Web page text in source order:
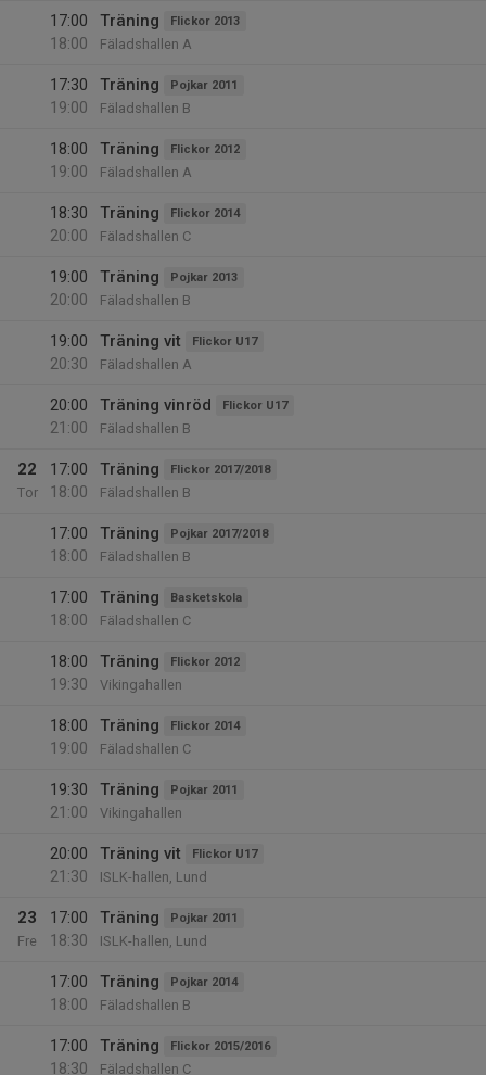
17:00
18:00
Träning Flickor 2013
Fäladshallen A
17:30
19:00
Träning Pojkar 2011
Fäladshallen B
18:00
19:00
Träning Flickor 2012
Fäladshallen A
18:30
20:00
Träning Flickor 2014
Fäladshallen C
19:00
20:00
Träning Pojkar 2013
Fäladshallen B
19:00
20:30
Träning vit Flickor U17
Fäladshallen A
20:00
21:00
Träning vinröd Flickor U17
Fäladshallen B
22
Tor
17:00
18:00
Träning Flickor 2017/2018
Fäladshallen B
17:00
18:00
Träning Pojkar 2017/2018
Fäladshallen B
17:00
18:00
Träning Basketskola
Fäladshallen C
18:00
19:30
Träning Flickor 2012
Vikingahallen
18:00
19:00
Träning Flickor 2014
Fäladshallen C
19:30
21:00
Träning Pojkar 2011
Vikingahallen
20:00
21:30
Träning vit Flickor U17
ISLK-hallen, Lund
23
Fre
17:00
18:30
Träning Pojkar 2011
ISLK-hallen, Lund
17:00
18:00
Träning Pojkar 2014
Fäladshallen B
17:00
18:30
Träning Flickor 2015/2016
Fäladshallen C